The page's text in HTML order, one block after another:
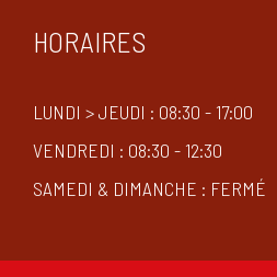
HORAIRES
LUNDI > JEUDI : 08:30 - 17:00
VENDREDI : 08:30 - 12:30
SAMEDI & DIMANCHE : FERMÉ